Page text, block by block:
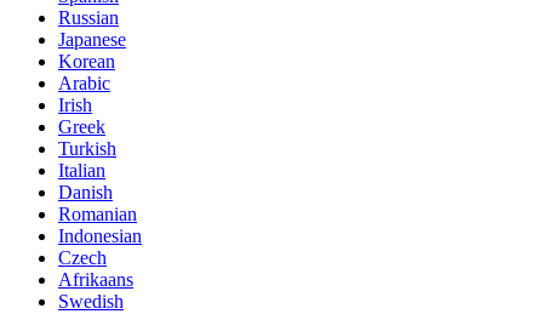
Russian
Japanese
Korean
Arabic
Irish
Greek
Turkish
Italian
Danish
Romanian
Indonesian
Czech
Afrikaans
Swedish